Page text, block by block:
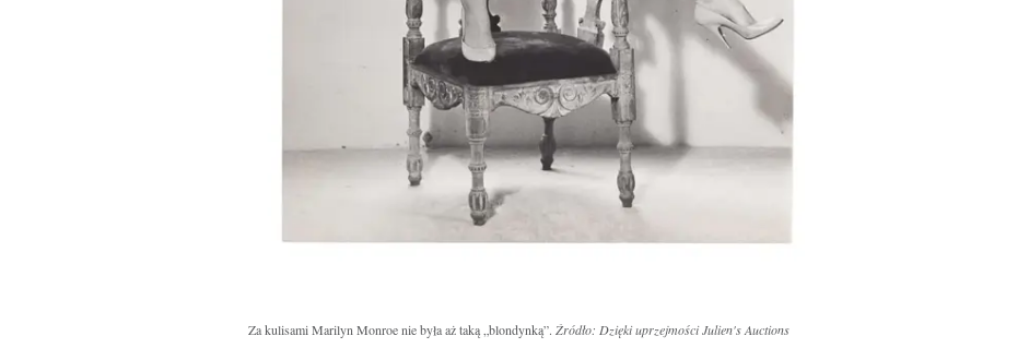
Za kulisami Marilyn Monroe nie była aż taką „blondynką”. Źródło: Dzięki uprzejmości Julien's Auctions